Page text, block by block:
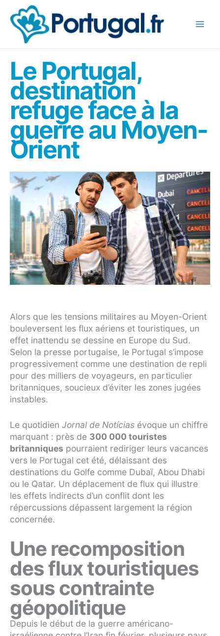
contenu
Le Portugal,
destination
refuge face à la
guerre au Moyen-
Orient
Alors que les tensions militaires au Moyen-Orient
bouleversent les flux aériens et touristiques, un
effet inattendu se dessine en Europe du Sud.
Selon la presse portugaise, le Portugal s’impose
progressivement comme une destination de repli
pour des milliers de voyageurs, en particulier
britanniques, soucieux d’éviter les zones jugées
instables.
Le quotidien Jornal de Notícias évoque un chiffre
marquant : près de 300 000 touristes
britanniques pourraient rediriger leurs vacances
vers le Portugal cet été, délaissant des
destinations du Golfe comme Dubaï, Abou Dhabi
ou le Qatar. Un déplacement de flux qui illustre
les effets indirects d’un conflit dont les
répercussions dépassent largement la région
concernée.
Une recomposition
des flux touristiques
sous contrainte
géopolitique
Depuis le début de la guerre américano-